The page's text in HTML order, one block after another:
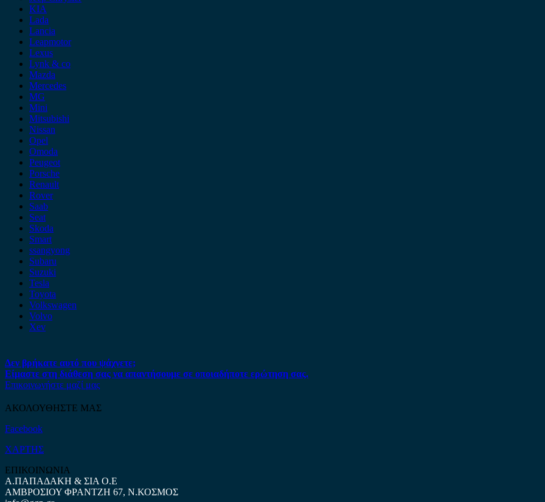
KIA
Lada
Lancia
Leapmotor
Lexus
Lynk & co
Mazda
Mercedes
MG
Mini
Mitsubishi
Nissan
Opel
Omoda
Peugeot
Porsche
Renault
Rover
Saab
Seat
Skoda
Smart
ssangyong
Subaru
Suzuki
Tesla
Toyota
Volkswagen
Volvo
Xev
Δεν βρήκατε αυτό που ψάχνετε;
Είμαστε στη διάθεση σας να απαντήσουμε σε οποιαδήποτε ερώτηση σας.
Επικοινωνήστε μαζί μας
ΑΚΟΛΟΥΘΗΣΤΕ ΜΑΣ
Facebook
ΧΑΡΤΗΣ
ΕΠΙΚΟΙΝΩΝΙΑ
Α.ΠΑΠΑΔΑΚΗ & ΣΙΑ Ο.Ε
ΑΜΒΡΟΣΙΟΥ ΦΡΑΝΤΖΗ 67, Ν.ΚΟΣΜΟΣ